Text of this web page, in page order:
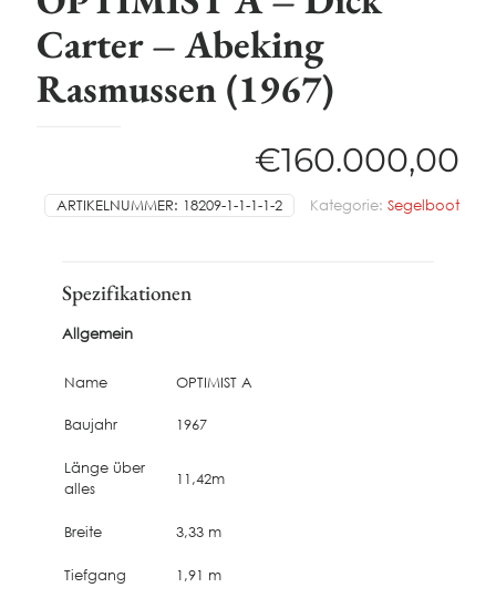
Carter – Abeking
Rasmussen (1967)
€160.000,00
ARTIKELNUMMER: 18209-1-1-1-1-2 Kategorie: Segelboot
Spezifikationen
Allgemein
Name OPTIMIST A
Baujahr 1967
Länge über
alles
11,42m
Breite 3,33 m
Tiefgang 1,91 m